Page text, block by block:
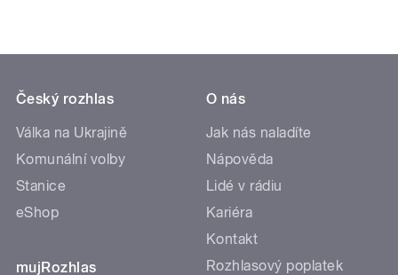
Český rozhlas
Válka na Ukrajině
Komunální volby
Stanice
eShop
mujRozhlas
O nás
Jak nás naladíte
Nápověda
Lidé v rádiu
Kariéra
Kontakt
Rozhlasový poplatek